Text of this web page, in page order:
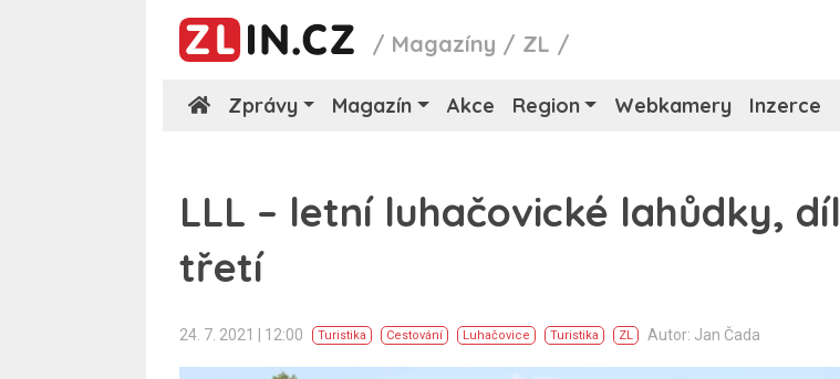
/ Magazíny / ZL /
Zprávy Magazín Akce Region Webkamery Inzerce
LLL – letní luhačovické lahůdky, díl
třetí
24. 7. 2021 | 12:00 Turistika Cestování Luhačovice Turistika ZL Autor: Jan Čada